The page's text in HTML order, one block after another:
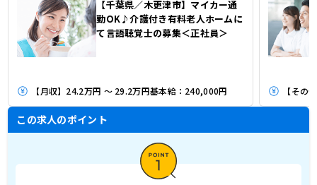
【千葉県／木更津市】マイカー通
勤OK♪介護付き有料老人ホームに
て言語聴覚士の募集＜正社員＞
【月収】24.2万円 ～ 29.2万円基本給：240,000円 【その
この求人のポイント